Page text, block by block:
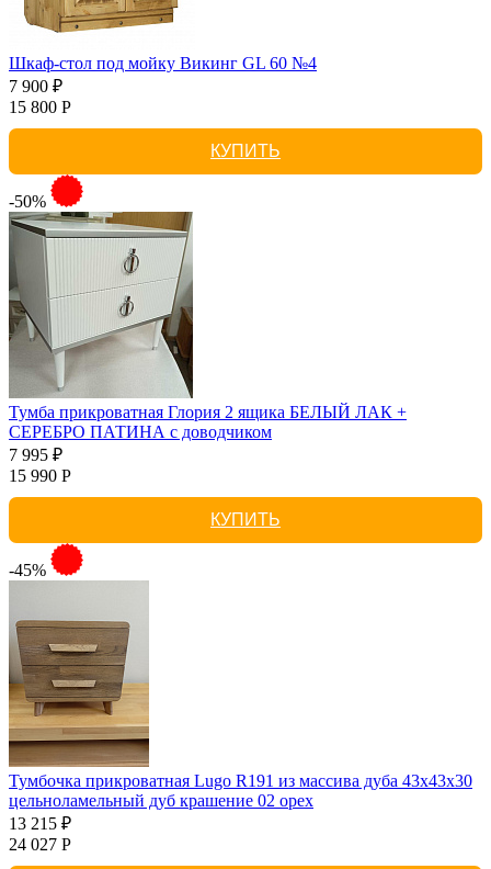
Шкаф-стол под мойку Викинг GL 60 №4
7 900 ₽
15 800 Р
КУПИТЬ
-50%
Тумба прикроватная Глория 2 ящика БЕЛЫЙ ЛАК +
СЕРЕБРО ПАТИНА с доводчиком
7 995 ₽
15 990 Р
КУПИТЬ
-45%
Тумбочка прикроватная Lugo R191 из массива дуба 43х43х30
цельноламельный дуб крашение 02 орех
13 215 ₽
24 027 Р